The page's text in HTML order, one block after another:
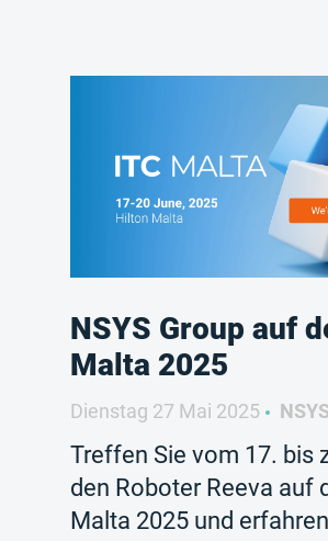
NSYS Group auf
Malta 2025
Dienstag 27 Mai 2025
Treffen Sie vom 17. bis
den Roboter Reeva auf
Malta 2025 und